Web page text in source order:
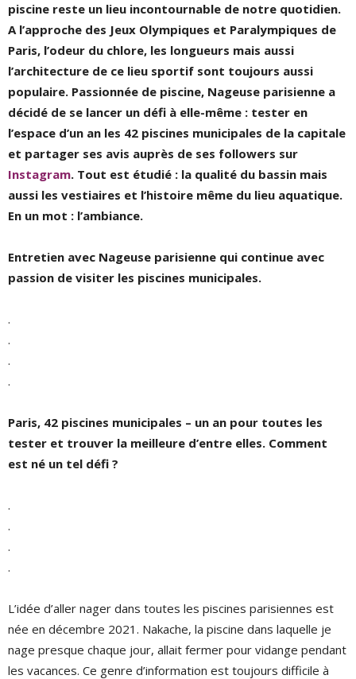
piscine reste un lieu incontournable de notre quotidien.
A l’approche des Jeux Olympiques et Paralympiques de
Paris, l’odeur du chlore, les longueurs mais aussi
l’architecture de ce lieu sportif sont toujours aussi
populaire. Passionnée de piscine, Nageuse parisienne a
décidé de se lancer un défi à elle-même : tester en
l’espace d’un an les 42 piscines municipales de la capitale
et partager ses avis auprès de ses followers sur
Instagram. Tout est étudié : la qualité du bassin mais
aussi les vestiaires et l’histoire même du lieu aquatique.
En un mot : l’ambiance.
Entretien avec Nageuse parisienne qui continue avec
passion de visiter les piscines municipales.
.
.
.
.
Paris, 42 piscines municipales – un an pour toutes les
tester et trouver la meilleure d’entre elles. Comment
est né un tel défi ?
.
.
.
.
L’idée d’aller nager dans toutes les piscines parisiennes est
née en décembre 2021. Nakache, la piscine dans laquelle je
nage presque chaque jour, allait fermer pour vidange pendant
les vacances. Ce genre d’information est toujours difficile à